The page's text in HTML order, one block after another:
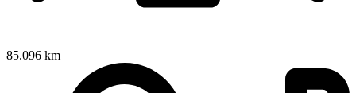
85.096 km